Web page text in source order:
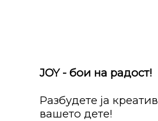
JOY - бои на радост!
Разбудете ја
вашето дете!